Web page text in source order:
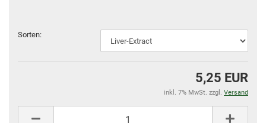
Sorten:
5,25 EUR
inkl. 7% MwSt. zzgl. Versand